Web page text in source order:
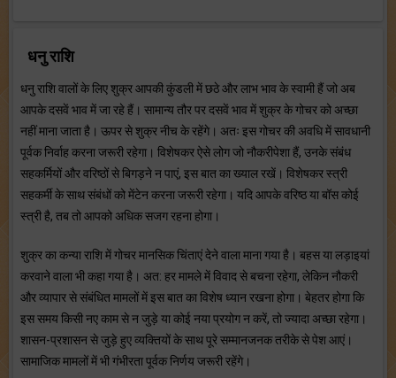
धनु राशि
धनु राशि वालों के लिए शुक्र आपकी कुंडली में छठे और लाभ भाव के स्वामी हैं जो अब
आपके दसवें भाव में जा रहे हैं। सामान्य तौर पर दसवें भाव में शुक्र के गोचर को अच्छा
नहीं माना जाता है। ऊपर से शुक्र नीच के रहेंगे। अतः इस गोचर की अवधि में सावधानी
पूर्वक निर्वाह करना जरूरी रहेगा। विशेषकर ऐसे लोग जो नौकरीपेशा हैं, उनके संबंध
सहकर्मियों और वरिष्ठों से बिगड़ने न पाएं, इस बात का ख्याल रखें। विशेषकर स्त्री
सहकर्मी के साथ संबंधों को मेंटेन करना जरूरी रहेगा। यदि आपके वरिष्ठ या बॉस कोई
स्त्री है, तब तो आपको अधिक सजग रहना होगा।
शुक्र का कन्या राशि में गोचर मानसिक चिंताएं देने वाला माना गया है। बहस या लड़ाइयां
करवाने वाला भी कहा गया है। अत: हर मामले में विवाद से बचना रहेगा, लेकिन नौकरी
और व्यापार से संबंधित मामलों में इस बात का विशेष ध्यान रखना होगा। बेहतर होगा कि
इस समय किसी नए काम से न जुड़े या कोई नया प्रयोग न करें, तो ज्यादा अच्छा रहेगा।
शासन-प्रशासन से जुड़े हुए व्यक्तियों के साथ पूरे सम्मानजनक तरीके से पेश आएं।
सामाजिक मामलों में भी गंभीरता पूर्वक निर्णय जरूरी रहेंगे।